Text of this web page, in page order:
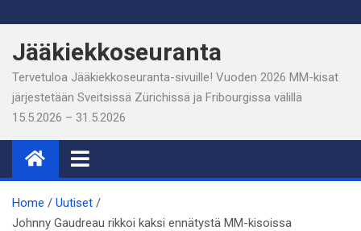
to
content
Jääkiekkoseuranta
Tervetuloa Jääkiekkoseuranta-sivuille! Vuoden 2026 MM-kisat
järjestetään Sveitsissä Zürichissä ja Fribourgissa välillä
15.5.2026 – 31.5.2026
Home
Uutiset
Johnny Gaudreau rikkoi kaksi ennätystä MM-kisoissa